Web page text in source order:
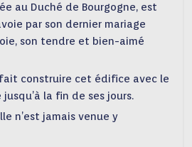
au Duché de Bourgogne, est
par son dernier mariage
son tendre et bien-aimé
fait construire cet édifice avec le
la fin de ses jours.
n’est jamais venue y